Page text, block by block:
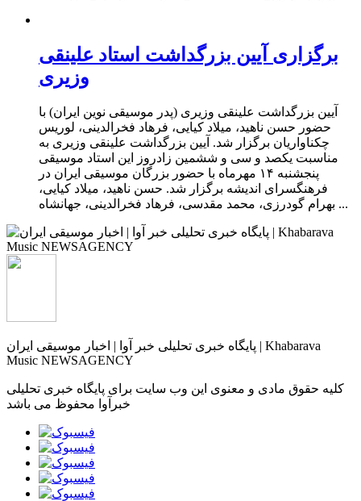
برگزاری آیین بزرگداشت استاد علینقی
وزیری
آیین بزرگداشت علینقی وزیری (پدر موسیقی نوین ایران) با
حضور حسن ناهید، میلاد کیایی، فرهاد فخرالدینی، لوریس
چکناواریان برگزار شد. آیین بزرگداشت علینقی وزیری به
مناسبت یکصد و سی و ششمین زادروز این استاد موسیقی
پنجشنبه ۱۴ مهرماه با حضور بزرگان موسیقی ایران در
فرهنگسرای اندیشه برگزار شد. حسن ناهید، میلاد کیایی،
بهرام گودرزی، محمد مقدسی، فرهاد فخرالدینی، جهانشاه ...
پایگاه خبری تحلیلی خبر آوا | اخبار موسیقی ایران | Khabarava
Music NEWSAGENCY
کلیه حقوق مادی و معنوی این وب سایت برای پایگاه خبری تحلیلی
خبرآوا محفوظ می باشد